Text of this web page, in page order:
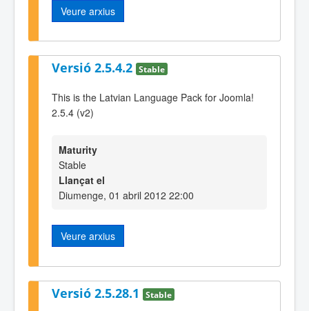
Veure arxius
Versió 2.5.4.2 Stable
This is the Latvian Language Pack for Joomla!
2.5.4 (v2)
Maturity
Stable
Llançat el
Diumenge, 01 abril 2012 22:00
Veure arxius
Versió 2.5.28.1 Stable